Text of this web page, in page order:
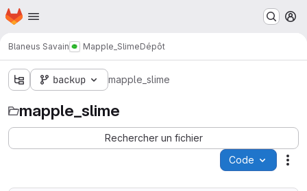
Passer au contenu principal
Page d'accueil
Blaneus Savain Mapple_SlimeDépôt
backup mapple_slime
mapple_slime
Rechercher un fichier
Code